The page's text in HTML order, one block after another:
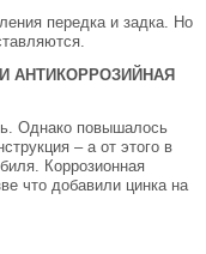
передка и задка. Но
АНТИКОРРОЗИЙНАЯ
Однако повышалось
– а от этого в
Коррозионная
что добавили цинка на